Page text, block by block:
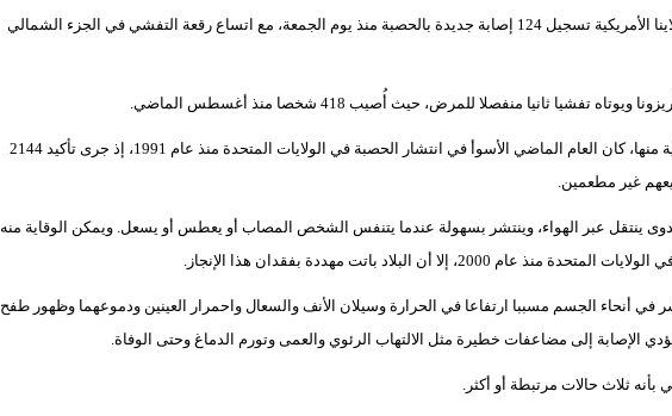
أكد مسؤولون صحيون في ولاية ساوث كارولاينا الأمريكية تسجيل 124 إصابة جديدة بالحصبة منذ يوم الجمعة، مع اتساع رقعة التفشي في الجزء الشمالي
ثانيا منفصلا للمرض، حيث أُصيب 418 شخصا منذ أغسطس الماضي.
ووفقا لمراكز السيطرة على الأمراض والوقاية منها، كان العام الماضي الأسوأ في انتشار الحصبة في الولايات المتحدة منذ عام 1991، إذ جرى تأكيد 2144
ينتقل عبر الهواء، وينتشر بسهولة عندما يتنفس الشخص المصاب أو يعطس أو يسعل. ويمكن الوقاية منه
أن البلاد باتت مهددة بفقدان هذا الإنجاز.
في أنحاء الجسم مسببا ارتفاعا في الحرارة وسيلان الأنف والسعال واحمرار العينين ودموعهما وظهور طفح
الإصابة إلى مضاعفات خطيرة مثل الالتهاب الرئوي والعمى وتورم الدماغ وحتى الوفاة.
ثلاث حالات مرتبطة أو أكثر.